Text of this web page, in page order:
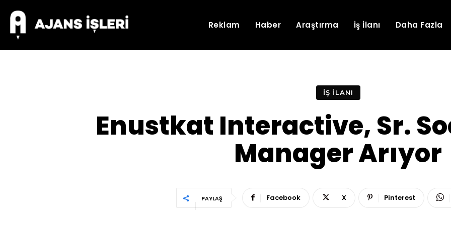
Reklam Haber Araştırma İş İlanı Daha Fazla
İŞ İLANI
Enustkat Interactive, Sr.
Manager Arıyor
PAYLAŞ Facebook X Pinterest